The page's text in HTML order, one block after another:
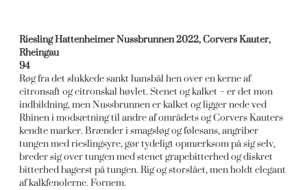
Riesling Hattenheimer Nussbrunnen 2022, Corvers Kauter,
Rheingau
94
Røg fra det slukkede sankt hansbål hen over en kerne af
citronsaft og citronskal høvlet. Stenet og kalket – er det mon
indbildning, men Nussbrunnen er kalket og ligger nede ved
Rhinen i modsætning til andre af områdets og Corvers Kauters
kendte marker. Brænder i smagsløg og følesans, angriber
tungen med rieslingsyre, gør tydeligt opmærksom på sig selv,
breder sig over tungen med stenet grapebitterhed og diskret
bitterhed bagerst på tungen. Rig og storslået, men holdt elegant
af kalkfenolerne. Fornem.